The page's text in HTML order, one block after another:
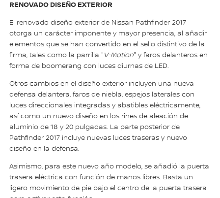
RENOVADO DISEÑO EXTERIOR
El renovado diseño exterior de Nissan Pathfinder 2017
otorga un carácter imponente y mayor presencia, al añadir
elementos que se han convertido en el sello distintivo de la
firma, tales como la parrilla "V-Motion" y faros delanteros en
forma de boomerang con luces diurnas de LED.
Otros cambios en el diseño exterior incluyen una nueva
defensa delantera, faros de niebla, espejos laterales con
luces direccionales integradas y abatibles eléctricamente,
así como un nuevo diseño en los rines de aleación de
aluminio de 18 y 20 pulgadas. La parte posterior de
Pathfinder 2017 incluye nuevas luces traseras y nuevo
diseño en la defensa.
Asimismo, para este nuevo año modelo, se añadió la puerta
trasera eléctrica con función de manos libres. Basta un
ligero movimiento de pie bajo el centro de la puerta trasera